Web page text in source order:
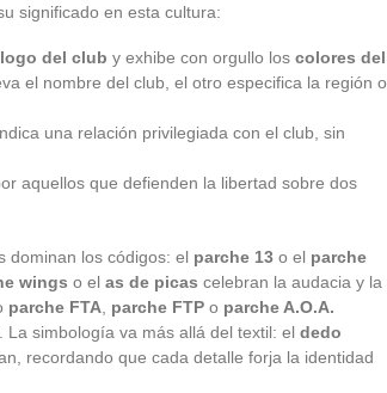
significado en esta cultura:
logo del club y exhibe con orgullo los colores del
el nombre del club, el otro especifica la región o
una relación privilegiada con el club, sin
aquellos que defienden la libertad sobre dos
dominan los códigos: el parche 13 o el parche
wings o el as de picas celebran la audacia y la
parche FTA parche FTP o parche A.O.A.
simbología va más allá del textil: el dedo
recordando que cada detalle forja la identidad